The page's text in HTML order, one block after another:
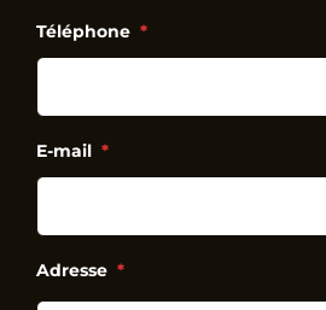
Téléphone *
E-mail *
Adresse *